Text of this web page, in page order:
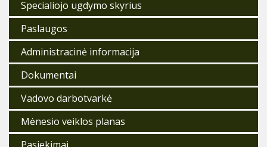
Specialiojo ugdymo skyrius
Paslaugos
Administracinė informacija
Dokumentai
Vadovo darbotvarkė
Mėnesio veiklos planas
priėmimas į Joniškio r. Žagarės gimnaziją, prašymai bus
priimami per Centralizuotą priėmimo informacinę sistemą
(CPIS).
Informuojame, kad nuo 2026 metų kovo 2 d. Joniškio
rajono savivaldybėje mokinių priėmimas į visas ugdymo
įstaigas bus vykdomas tik per Centralizuotą priėmimo
informavimo sistemą (CPIS).
Vaikų priėmimo į Joniškio rajono savivaldybės švietimo
įstaigų ikimokyklinio ugdymo grupes tvarkos aprašas